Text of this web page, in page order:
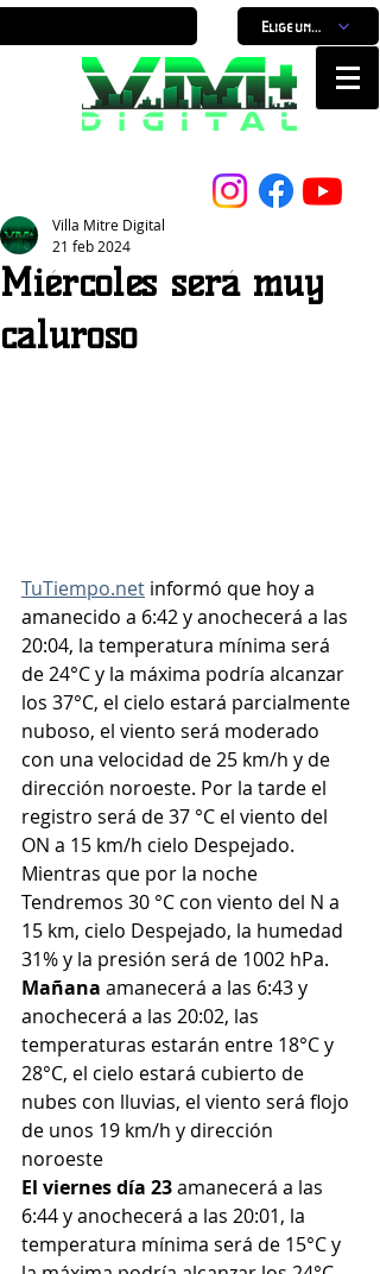
Elige un horario
Miércoles será muy
caluroso
Villa Mitre Digital
21 feb 2024
TuTiempo.net informó que hoy a
amanecido a 6:42 y anochecerá a las
20:04, la temperatura mínima será
de 24°C y la máxima podría alcanzar
los 37°C, el cielo estará parcialmente
nuboso, el viento será moderado
con una velocidad de 25 km/h y de
dirección noroeste. Por la tarde el
registro será de 37 °C el viento del
ON a 15 km/h cielo Despejado.
Mientras que por la noche
Tendremos 30 °C con viento del N a
15 km, cielo Despejado, la humedad
31% y la presión será de 1002 hPa.
Mañana amanecerá a las 6:43 y
anochecerá a las 20:02, las
temperaturas estarán entre 18°C y
28°C, el cielo estará cubierto de
nubes con lluvias, el viento será flojo
de unos 19 km/h y dirección
noroeste
El viernes día 23 amanecerá a las
6:44 y anochecerá a las 20:01, la
temperatura mínima será de 15°C y